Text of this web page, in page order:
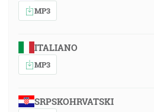
MP3
ITALIANO
MP3
SRPSKOHRVATSKI